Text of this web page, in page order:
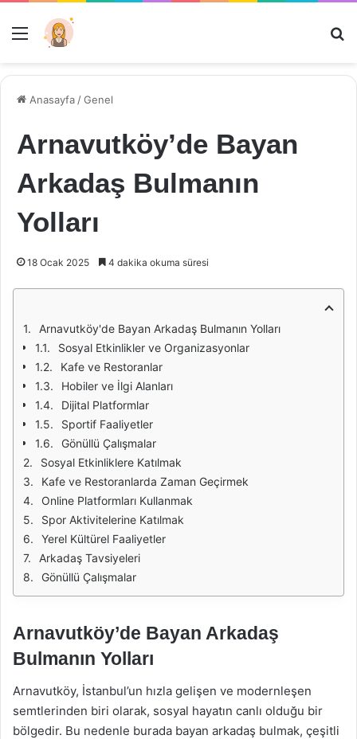
Menü
Anasayfa /Genel
Arnavutköy’de Bayan
Arkadaş Bulmanın
Yolları
18 Ocak 2025 4 dakika okuma süresi
Arnavutköy'de Bayan Arkadaş Bulmanın Yolları
Sosyal Etkinlikler ve Organizasyonlar
Kafe ve Restoranlar
Hobiler ve İlgi Alanları
Dijital Platformlar
Sportif Faaliyetler
Gönüllü Çalışmalar
Sosyal Etkinliklere Katılmak
Kafe ve Restoranlarda Zaman Geçirmek
Online Platformları Kullanmak
Spor Aktivitelerine Katılmak
Yerel Kültürel Faaliyetler
Arkadaş Tavsiyeleri
Gönüllü Çalışmalar
Arnavutköy’de Bayan Arkadaş
Bulmanın Yolları
Arnavutköy, İstanbul’un hızla gelişen ve modernleşen
semtlerinden biri olarak, sosyal hayatın canlı olduğu bir
bölgedir. Bu nedenle burada bayan arkadaş bulmak, çeşitli